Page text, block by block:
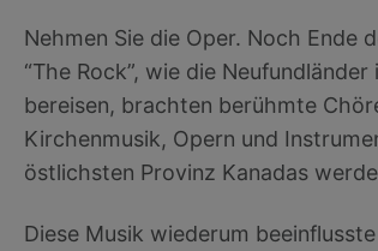
Nehmen Sie die Oper. Noch Ende
“The Rock”, wie die
bereisen, brachten berühmte
Kirchenmusik, Opern und
östlichsten Provinz Kanadas
Diese Musik wiederum